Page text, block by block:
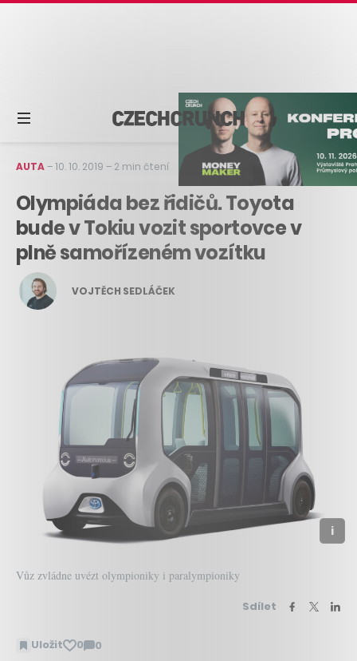
AUTA–10. 10. 2019 – 2 min čtení
Olympiáda bez řidičů. Toyota
bude v Tokiu vozit sportovce v
plně samořízeném vozítku
VOJTĚCH SEDLÁČEK
Vůz zvládne uvézt olympioniky i paralympioniky
Sdílet
Uložit 0 0
Zobrazit